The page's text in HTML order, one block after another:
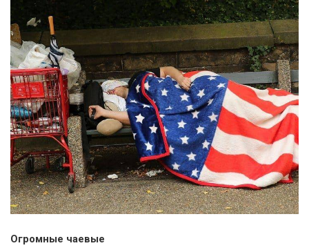
Огромные чаевые